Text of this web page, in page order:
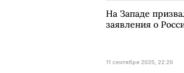
На Западе
заявления о
11 сентября 2025, 22:20